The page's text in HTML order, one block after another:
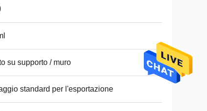
su supporto / muro
standard per l'esportazione